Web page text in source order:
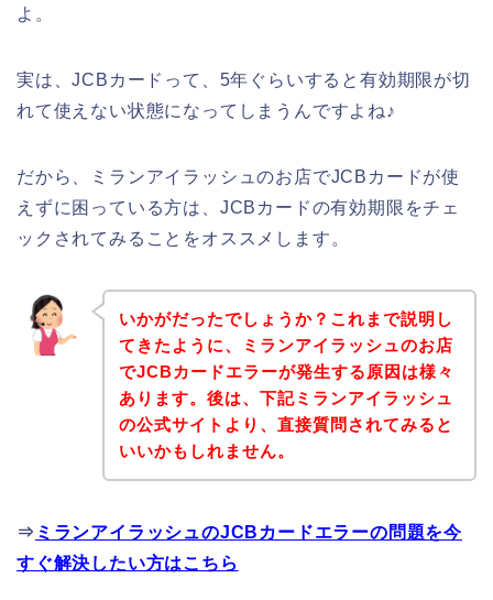
よ。
実は、JCBカードって、5年ぐらいすると有効期限が切
れて使えない状態になってしまうんですよね♪
だから、ミランアイラッシュのお店でJCBカードが使
えずに困っている方は、JCBカードの有効期限をチェ
ックされてみることをオススメします。
いかがだったでしょうか？これまで説明し
てきたように、ミランアイラッシュのお店
でJCBカードエラーが発生する原因は様々
あります。後は、下記ミランアイラッシュ
の公式サイトより、直接質問されてみると
いいかもしれません。
⇒ ミランアイラッシュのJCBカードエラーの問題を今
すぐ解決したい方はこちら